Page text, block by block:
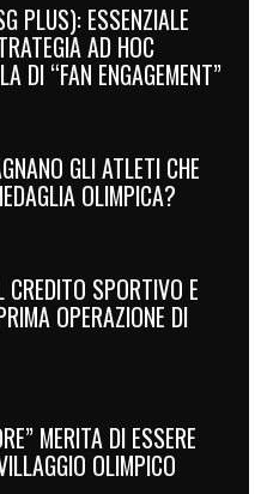
PLUS): ESSENZIALE
AD HOC
DI “FAN ENGAGEMENT”
GLI ATLETI CHE
OLIMPICA?
SPORTIVO E
OPERAZIONE DI
MERITA DI ESSERE
OLIMPICO